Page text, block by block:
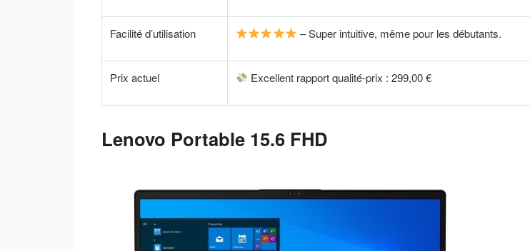
Facilité d’utilisation – Super intuitive, même pour les débutants.
Prix actuel Excellent rapport qualité-prix : 299,00 €
Lenovo Portable 15.6 FHD